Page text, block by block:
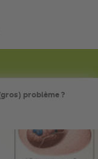
problème ?